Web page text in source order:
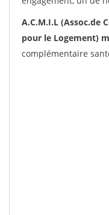
A.C.M.I.L (Assoc.de
pour le Logement)
complémentaire